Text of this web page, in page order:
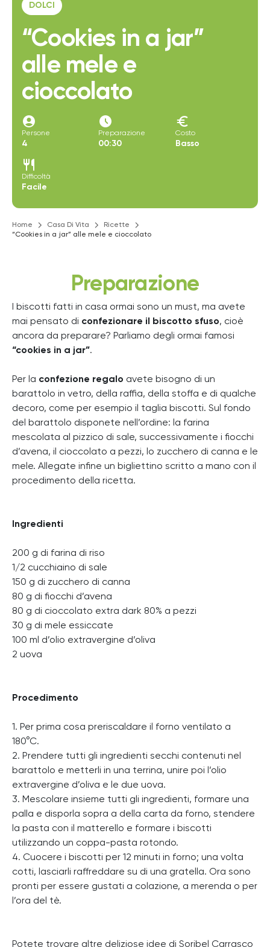
DOLCI
“Cookies in a jar”
alle mele e
cioccolato
account_circle
Persone
4
access_time_filled
Preparazione
00:30
euro
Costo
Basso
restaurant
Difficoltà
Facile
Home Casa Di Vita
Ricette
“Cookies in a jar” alle mele e cioccolato
Preparazione
I biscotti fatti in casa ormai sono un must, ma avete
mai pensato di confezionare il biscotto sfuso, cioè
ancora da preparare? Parliamo degli ormai famosi
“cookies in a jar”.
Per la confezione regalo avete bisogno di un
barattolo in vetro, della raffia, della stoffa e di qualche
decoro, come per esempio il taglia biscotti. Sul fondo
del barattolo disponete nell’ordine: la farina
mescolata al pizzico di sale, successivamente i fiocchi
d’avena, il cioccolato a pezzi, lo zucchero di canna e le
mele. Allegate infine un bigliettino scritto a mano con il
procedimento della ricetta.
Ingredienti
200 g di farina di riso
1/2 cucchiaino di sale
150 g di zucchero di canna
80 g di fiocchi d’avena
80 g di cioccolato extra dark 80% a pezzi
30 g di mele essiccate
100 ml d’olio extravergine d’oliva
2 uova
Procedimento
1. Per prima cosa preriscaldare il forno ventilato a
180°C.
2. Prendere tutti gli ingredienti secchi contenuti nel
barattolo e metterli in una terrina, unire poi l’olio
extravergine d’oliva e le due uova.
3. Mescolare insieme tutti gli ingredienti, formare una
palla e disporla sopra a della carta da forno, stendere
la pasta con il matterello e formare i biscotti
utilizzando un coppa-pasta rotondo.
4. Cuocere i biscotti per 12 minuti in forno; una volta
cotti, lasciarli raffreddare su di una gratella. Ora sono
pronti per essere gustati a colazione, a merenda o per
l’ora del tè.
Potete trovare altre deliziose idee di Soribel Carrasco